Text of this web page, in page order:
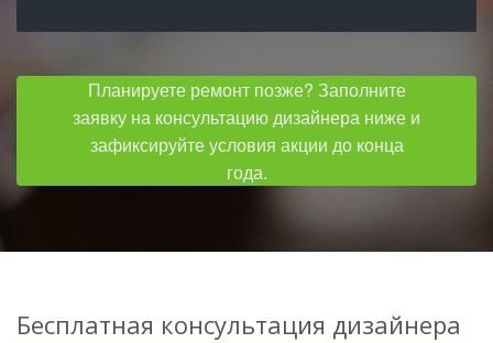
Планируете ремонт позже? Заполните
заявку на консультацию дизайнера ниже и
зафиксируйте условия акции до конца
года.
Бесплатная консультация дизайнера